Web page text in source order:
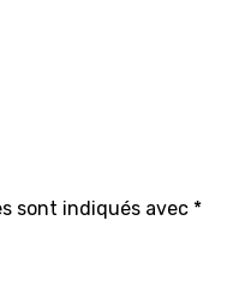
sont indiqués avec *